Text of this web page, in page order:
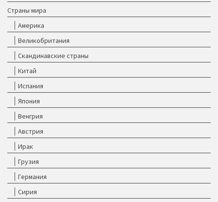
Страны мира
Америка
Великобритания
Скандинавские страны
Китай
Испания
Япония
Венгрия
Австрия
Ирак
Грузия
Германия
Сирия